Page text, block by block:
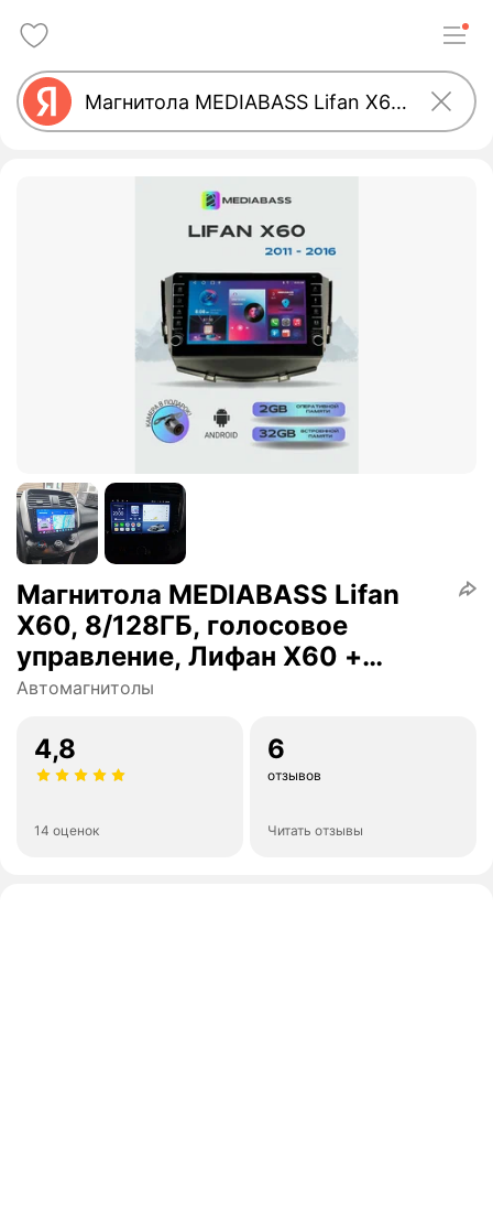
Магнитола MEDIABASS Lifan
X60, 8/128ГБ, голосовое
управление, Лифан Х60 +
Переходная рамка
Автомагнитолы
4,8
14 оценок
6
отзывов
Читать отзывы